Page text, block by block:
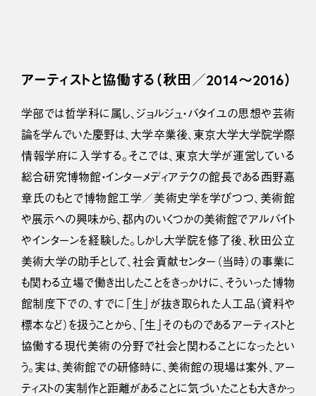
アーティストと協働する（秋田／2014〜2016）
学部では哲学科に属し、ジョルジュ・バタイユの思想や芸術
論を学んでいた慶野は、大学卒業後、東京大学大学院学際
情報学府に入学する。そこでは、東京大学が運営している
総合研究博物館・インターメディアテクの館長である西野嘉
章氏のもとで博物館工学／美術史学を学びつつ、美術館
や展示への興味から、都内のいくつかの美術館でアルバイト
やインターンを経験した。しかし大学院を修了後、秋田公立
美術大学の助手として、社会貢献センター（当時）の事業に
も関わる立場で働き出したことをきっかけに、そういった博物
館制度下での、すでに「生」が抜き取られた人工品（資料や
標本など）を扱うことから、「生」そのものであるアーティストと
協働する現代美術の分野で社会と関わることになったとい
う。実は、美術館での研修時に、美術館の現場は案外、アー
ティストの実制作と距離があることに気づいたことも大きかっ